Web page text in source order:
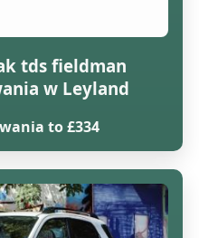
tds fieldman
w Leyland
to £334